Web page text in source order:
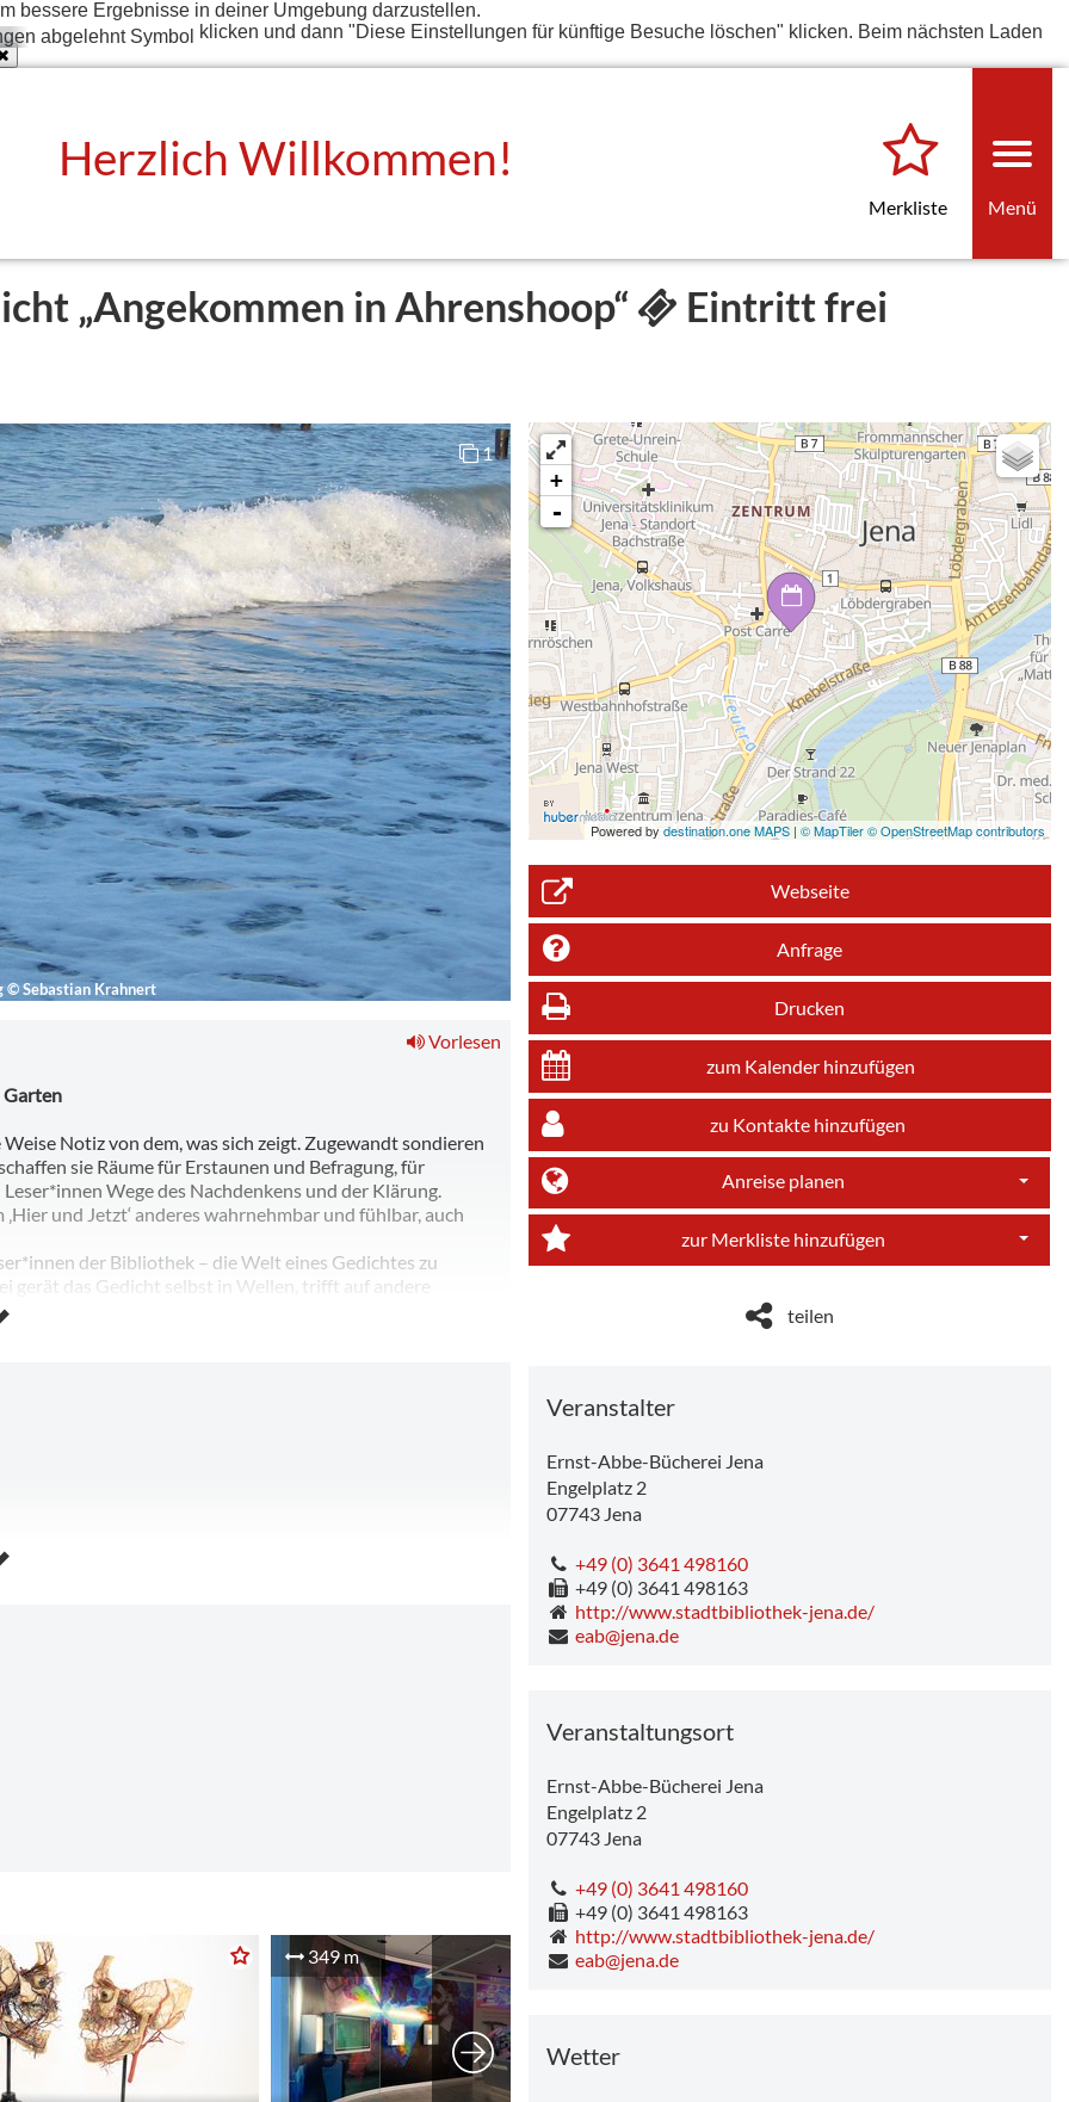
bessere Ergebnisse in deiner Umgebung darzustellen.
klicken und dann "Diese Einstellungen für künftige Besuche löschen" klicken. Beim nächsten Laden
Herzlich Willkommen!
Merkliste Menü
„Angekommen in Ahrenshoop“ Eintritt frei
©Sebastian Krahnert
1
Vorlesen
Garten
Notiz von dem, was sich zeigt. Zugewandt sondieren
sie Räume für Erstaunen und Befragung, für
Wege des Nachdenkens und der Klärung.
und Jetzt‘ anderes wahrnehmbar und fühlbar, auch
der Bibliothek – die Welt eines Gedichtes zu
gerät das Gedicht selbst in Wellen, trifft auf andere
verliert seinen Untergrund, findet einen neuen und
einen Austausch miteinander.
349 m
+
-
Powered by destination.one MAPS | © MapTiler © OpenStreetMap contributors
Webseite
Anfrage
Drucken
zum Kalender hinzufügen
zu Kontakte hinzufügen
Anreise planen
zur Merkliste hinzufügen
teilen
Veranstalter
Ernst-Abbe-Bücherei Jena
Engelplatz 2
07743 Jena
+49 (0) 3641 498160
+49 (0) 3641 498163
http://www.stadtbibliothek-jena.de/
eab@jena.de
Veranstaltungsort
Ernst-Abbe-Bücherei Jena
Engelplatz 2
07743 Jena
+49 (0) 3641 498160
+49 (0) 3641 498163
http://www.stadtbibliothek-jena.de/
eab@jena.de
Wetter